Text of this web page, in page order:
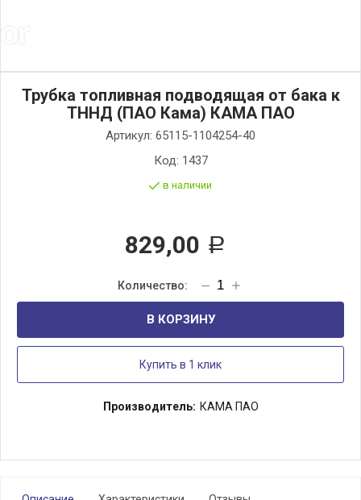
Трубка топливная подводящая от бака к
ТННД (ПАО Кама) КАМА ПАО
Артикул: 65115-1104254-40
Код: 1437
в наличии
829,00 Р
В КОРЗИНУ
Купить в 1 клик
Производитель: КАМА ПАО